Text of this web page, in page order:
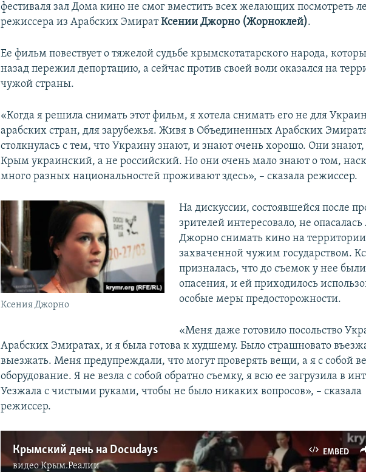
фестиваля зал Дома кино не смог вместить всех желающих посмотреть
режиссера из Арабских ЭмиратКсении Джорно (Жорноклей).
Ее фильм повествует о тяжелой судьбе крымскотатарского народа,
назад пережил депортацию, а сейчас против своей воли оказался на
чужой страны.
«Когда я решила снимать этот фильм, я хотела снимать его не для
арабских стран, для зарубежья. Живя в Объединенных Арабских
столкнулась с тем, что Украину знают, и знают очень хорошо. Они знают,
Крым украинский, а не российский. Но они очень мало знают о том,
много разных национальностей проживают здесь», – сказала режиссер.
Ксения Джорно
На дискуссии, состоявшейся после
зрителей интересовало, не опасалась
Джорно снимать кино на
захваченной чужим государством.
призналась, что до съемок у нее были
опасения, и ей приходилось
особые меры предосторожности.
«Меня даже готовило посольство
Арабских Эмиратах, и я была готова к худшему. Было страшновато
выезжать. Меня предупреждали, что могут проверять вещи, а я с собой
оборудование. Я не везла с собой обратно съемку, я всю ее загрузила в
Уезжала с чистыми руками, чтобы не было никаких вопросов», – сказала
режиссер.
EMBED
Крымский день на Docudays
видеоКрым.Реалии